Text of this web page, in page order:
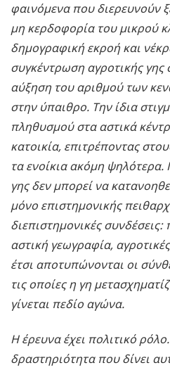
φαινόμενα που διερευνούν
μη κερδοφορία του μικρού
δημογραφική εκροή και
συγκέντρωση αγροτικής γης
αύξηση του αριθμού των
στην ύπαιθρο. Την ίδια
πληθυσμού στα αστικά
κατοικία, επιτρέποντας
τα ενοίκια ακόμη ψηλότερα.
γης δεν μπορεί να
μόνο επιστημονικής
διεπιστημονικές συνδέσεις:
αστική γεωγραφία,
έτσι αποτυπώνονται οι
τις οποίες η γη
γίνεται πεδίο αγώνα.
Η έρευνα έχει πολιτικό
δραστηριότητα που δίνει